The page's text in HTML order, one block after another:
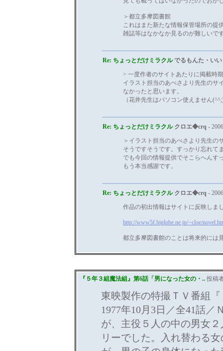
＞都立多摩図書館
これはまた新たな情報保管場所の提
雑誌等はなかなか見るのが難しいで
Re: ちょっとだけミラクル でるもんた・い
> 一度作者のサイトあたりに掲載時
イラスト担当のあべさより先生のサ
なかったと思います。
（花井先生はパソコン使えません
Re: ちょっとだけミラクル クロエ◆crq -
＞イラスト担当のあべさより先生の
そうですそうです。すっかり忘れて
でも今回の情報提供でそこらへんす
もう本当感謝です。
Re: ちょっとだけミラクル クロエ◆crq -
作品の初出情報はサイトに反映しま
http://www5f.biglobe.ne.jp/~cloe/
都立多摩図書館のことは将来的には
『５年３組魔法組』第6話「男になった女の・.. 投稿
東映製作の特撮ＴＶ番組
1977年10月3日／全41話
が、主役５人の中の男女
リーでした。入れ替わる